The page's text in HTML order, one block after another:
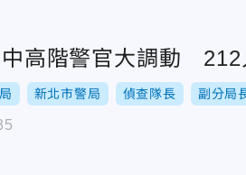
中高階警官大調動 212
新北市警局 偵查隊長 副分局